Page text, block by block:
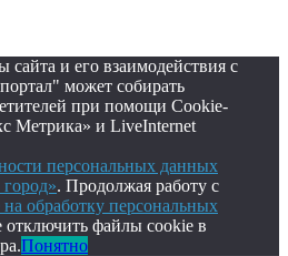
и его взаимодействия с
может собирать
при помощи Cookie-
Метрика» и LiveInternet
персональных данных
. Продолжая работу с
на обработку персональных
отключить файлы cookie в
Понятно